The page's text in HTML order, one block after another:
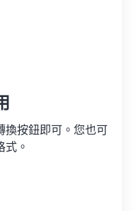
換按鈕即可。您也可
。